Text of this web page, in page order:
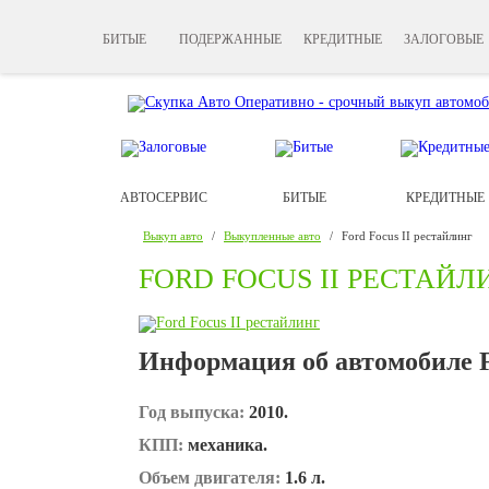
БИТЫЕ ПОДЕРЖАННЫЕ КРЕДИТНЫЕ ЗАЛОГОВЫЕ
АВТОСЕРВИС БИТЫЕ КРЕДИТНЫЕ
Выкуп авто / Выкупленные авто / Ford Focus II рестайлинг
FORD FOCUS II
Информация об автомобиле
Год выпуска: 2010.
КПП: механика.
Объем двигателя: 1.6 л.